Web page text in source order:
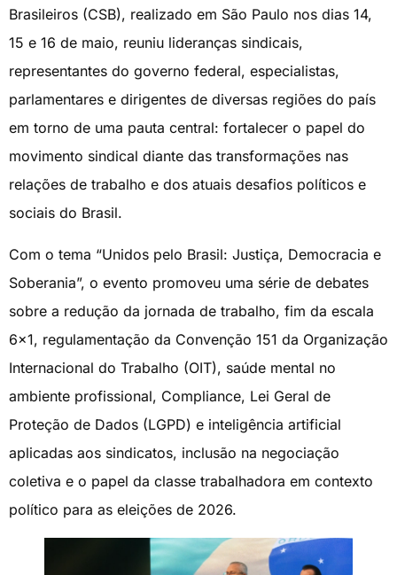
Brasileiros (CSB), realizado em São Paulo nos dias 14,
15 e 16 de maio, reuniu lideranças sindicais,
representantes do governo federal, especialistas,
parlamentares e dirigentes de diversas regiões do país
em torno de uma pauta central: fortalecer o papel do
movimento sindical diante das transformações nas
relações de trabalho e dos atuais desafios políticos e
sociais do Brasil.
Com o tema “Unidos pelo Brasil: Justiça, Democracia e
Soberania”, o evento promoveu uma série de debates
sobre a redução da jornada de trabalho, fim da escala
6×1, regulamentação da Convenção 151 da Organização
Internacional do Trabalho (OIT), saúde mental no
ambiente profissional, Compliance, Lei Geral de
Proteção de Dados (LGPD) e inteligência artificial
aplicadas aos sindicatos, inclusão na negociação
coletiva e o papel da classe trabalhadora em contexto
político para as eleições de 2026.